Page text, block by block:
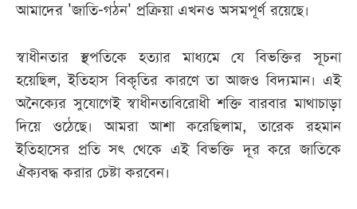
আমাদের 'জাতি-গঠন' প্রক্রিয়া এখনও অসমপূর্ণ রয়েছে।
স্বাধীনতার স্থপতিকে হত্যার মাধ্যমে যে বিভক্তির সূচনা
হয়েছিল, ইতিহাস বিকৃতির কারণে তা আজও বিদ্যমান। এই
অনৈক্যের সুযোগেই স্বাধীনতাবিরোধী শক্তি বারবার মাথাচাড়া
দিয়ে ওঠেছে। আমরা আশা করেছিলাম, তারেক রহমান
ইতিহাসের প্রতি সৎ থেকে এই বিভক্তি দূর করে জাতিকে
ঐক্যবদ্ধ করার চেষ্টা করবেন।